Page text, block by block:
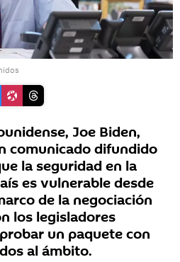
Joe Biden,
comunicado difundido
la seguridad en la
es vulnerable desde
de la negociación
los legisladores
un paquete con
al ámbito.